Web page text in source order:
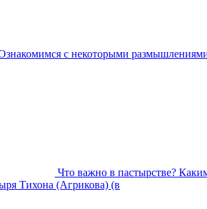
с некоторыми
Что важно в пастырстве?
Тихона (Агрикова) (в